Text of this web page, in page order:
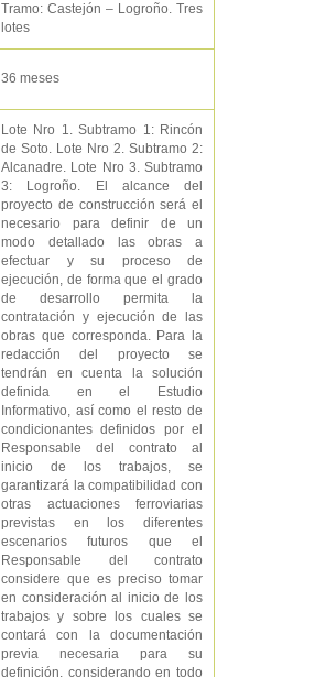
Tramo: Castejón – Logroño. Tres
lotes
36 meses
Lote Nro 1. Subtramo 1: Rincón
de Soto. Lote Nro 2. Subtramo 2:
Alcanadre. Lote Nro 3. Subtramo
3: Logroño. El alcance del
proyecto de construcción será el
necesario para definir de un
modo detallado las obras a
efectuar y su proceso de
ejecución, de forma que el grado
de desarrollo permita la
contratación y ejecución de las
obras que corresponda. Para la
redacción del proyecto se
tendrán en cuenta la solución
definida en el Estudio
Informativo, así como el resto de
condicionantes definidos por el
Responsable del contrato al
inicio de los trabajos, se
garantizará la compatibilidad con
otras actuaciones ferroviarias
previstas en los diferentes
escenarios futuros que el
Responsable del contrato
considere que es preciso tomar
en consideración al inicio de los
trabajos y sobre los cuales se
contará con la documentación
previa necesaria para su
definición, considerando en todo